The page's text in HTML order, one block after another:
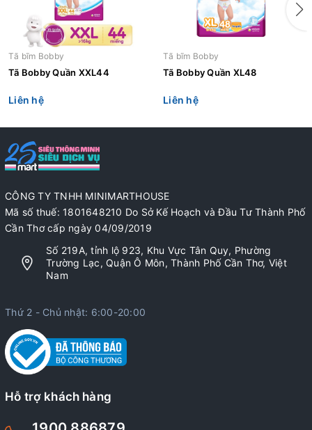
Tã bĩm Bobby
Tã Bobby Quần XXL44
Liên hệ
Tã bĩm Bobby
Tã Bobby Quần XL48
Liên hệ
CÔNG TY TNHH MINIMARTHOUSE
Mã số thuế: 1801648210 Do Sở Kế Hoạch và Đầu Tư Thành Phố
Cần Thơ cấp ngày 04/09/2019
Số 219A, tỉnh lộ 923, Khu Vực Tân Quy, Phường
Trường Lạc, Quận Ô Môn, Thành Phố Cần Thơ, Việt
Nam
Thứ 2 - Chủ nhật: 6:00-20:00
Hỗ trợ khách hàng